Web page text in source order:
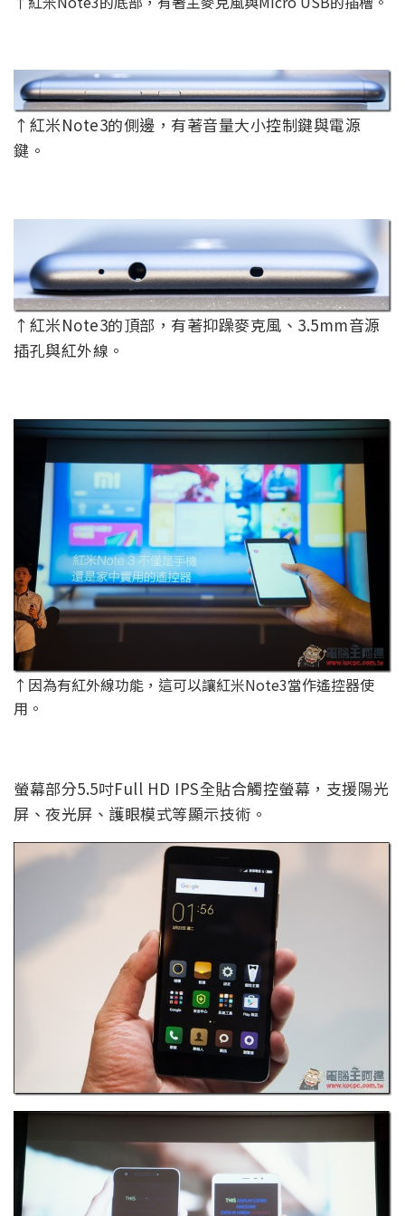
↑紅米Note3的側邊，有著音量大小控制鍵與電源
鍵。
↑紅米Note3的頂部，有著抑躁麥克風、3.5mm音源
插孔與紅外線。
↑因為有紅外線功能，這可以讓紅米Note3當作遙控器使
用。
螢幕部分5.5吋Full HD IPS全貼合觸控螢幕，支援陽光
屏、夜光屏、護眼模式等顯示技術。